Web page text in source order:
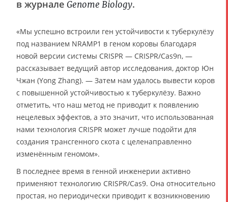
в журнале Genome Biology.
«Мы успешно встроили ген устойчивости к туберкулёзу
под названием NRAMP1 в геном коровы благодаря
новой версии системы CRISPR — CRISPR/Cas9n, —
рассказывает ведущий автор исследования, доктор Юн
Чжан (Yong Zhang). — Затем нам удалось вывести коров
с повышенной устойчивостью к туберкулёзу. Важно
отметить, что наш метод не приводит к появлению
нецелевых эффектов, а это значит, что использованная
нами технология CRISPR может лучше подойти для
создания трансгенного скота с целенаправленно
изменённым геномом».
В последнее время в генной инженерии активно
применяют технологию CRISPR/Cas9. Она относительно
простая, но периодически приводит к возникновению